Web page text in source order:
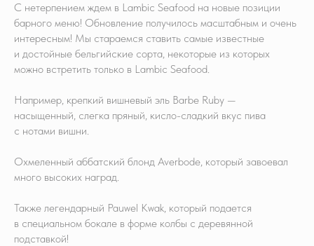
С нетерпением ждем в Lambic Seafood на новые позиции
барного меню! Обновление получилось масштабным и очень
интересным! Мы стараемся ставить самые известные
и достойные бельгийские сорта, некоторые из которых
можно встретить только в Lambic Seafood.
Например, крепкий вишневый эль Barbe Ruby —
насыщенный, слегка пряный, кисло-сладкий вкус пива
с нотами вишни.
Охмеленный аббатский блонд Averbode, который завоевал
много высоких наград.
Также легендарный Pauwel Kwak, который подается
в специальном бокале в форме колбы с деревянной
подставкой!